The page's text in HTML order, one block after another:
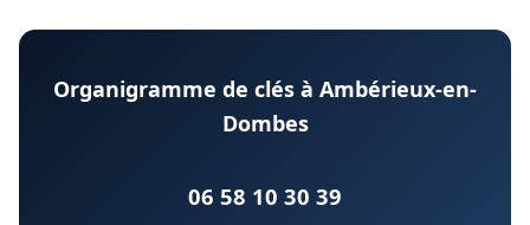
Organigramme de clés à Ambérieux-en-
Dombes
06 58 10 30 39